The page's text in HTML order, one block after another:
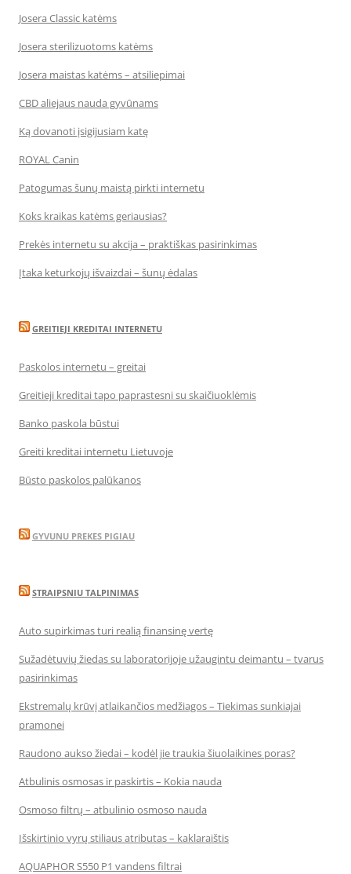
Josera Classic katėms
Josera sterilizuotoms katėms
Josera maistas katėms – atsiliepimai
CBD aliejaus nauda gyvūnams
Ką dovanoti įsigijusiam katę
ROYAL Canin
Patogumas šunų maistą pirkti internetu
Koks kraikas katėms geriausias?
Prekės internetu su akcija – praktiškas pasirinkimas
Įtaka keturkojų išvaizdai – šunų ėdalas
GREITIEJI KREDITAI INTERNETU
Paskolos internetu – greitai
Greitieji kreditai tapo paprastesni su skaičiuoklėmis
Banko paskola būstui
Greiti kreditai internetu Lietuvoje
Būsto paskolos palūkanos
GYVUNU PREKES PIGIAU
STRAIPSNIU TALPINIMAS
Auto supirkimas turi realią finansinę vertę
Sužadėtuvių žiedas su laboratorijoje užaugintu deimantu – tvarus
pasirinkimas
Ekstremalų krūvį atlaikančios medžiagos – Tiekimas sunkiajai
pramonei
Raudono aukso žiedai – kodėl jie traukia šiuolaikines poras?
Atbulinis osmosas ir paskirtis – Kokia nauda
Osmoso filtrų – atbulinio osmoso nauda
Išskirtinio vyrų stiliaus atributas – kaklaraištis
AQUAPHOR S550 P1 vandens filtrai